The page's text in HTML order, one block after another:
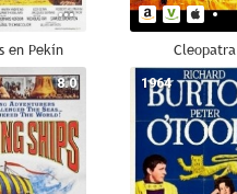
en Pekín Cleopatra
8.0 1964